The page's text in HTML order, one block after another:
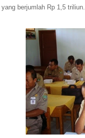
berjumlah Rp 1,5 triliun.